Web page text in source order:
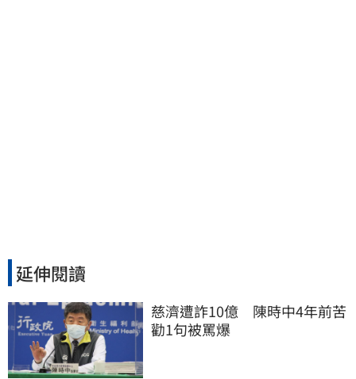
延伸閱讀
慈濟遭詐10億　陳時中4年前苦
勸1句被罵爆